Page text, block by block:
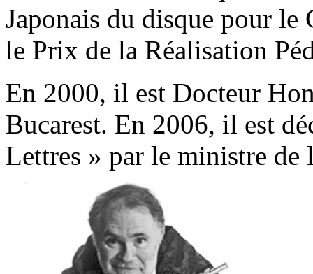
Japonais du disque pour
le Prix de la Réalisation
En 2000, il est Docteur
Bucarest. En 2006, il est
Lettres » par le ministre de